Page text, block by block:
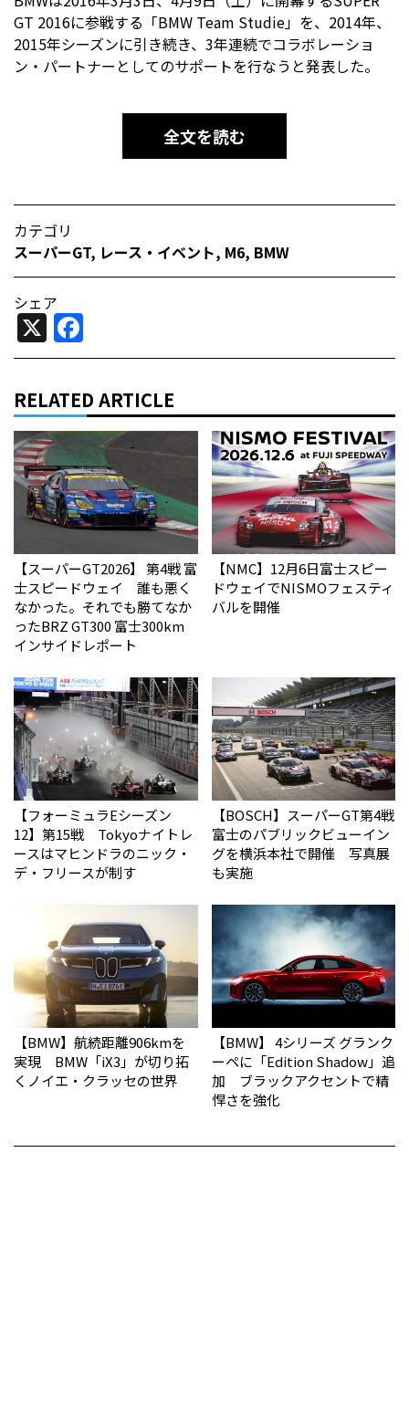
GT 2016に参戦する「BMW Team Studie」を、2014年、
2015年シーズンに引き続き、3年連続でコラボレーショ
ン・パートナーとしてのサポートを行なうと発表した。
全文を読む
カテゴリ
スーパーGT, レース・イベント, M6, BMW
シェア
X
RELATED ARTICLE
【スーパーGT2026】 第4戦 富
士スピードウェイ 誰も悪く
なかった。それでも勝てなか
った――BRZ GT300 富士300km
インサイドレポート
【NMC】12月6日富士スピー
ドウェイでNISMOフェスティ
バルを開催
【フォーミュラEシーズン
12】第15戦 Tokyoナイトレ
ースはマヒンドラのニック・
デ・フリースが制す
【BOSCH】スーパーGT第4戦
富士のパブリックビューイン
グを横浜本社で開催 写真展
も実施
【BMW】航続距離906kmを
実現 BMW「iX3」が切り拓
くノイエ・クラッセの世界
【BMW】 4シリーズ グランク
ーペに「Edition Shadow」追
加 ブラックアクセントで精
悍さを強化